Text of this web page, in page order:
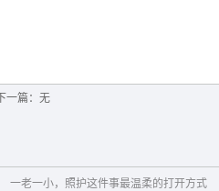
下一篇：无
一老一小，照护这件事最温柔的打开方式